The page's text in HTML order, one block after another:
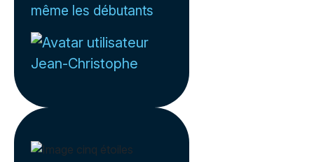
même les débutants
Jean-Christophe